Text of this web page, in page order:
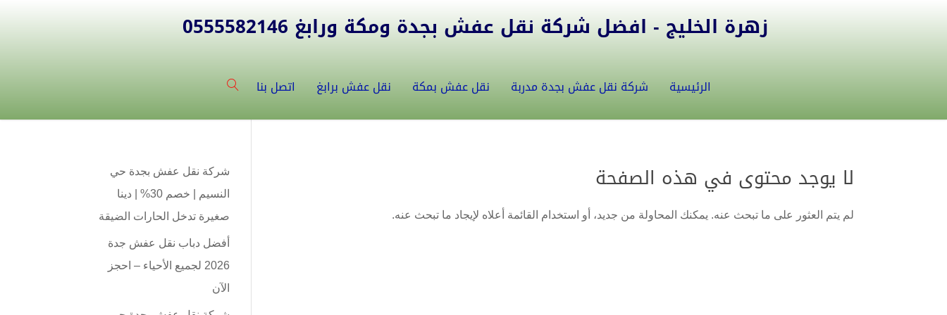
زهرة الخليج - افضل شركة نقل عفش بجدة ومكة ورابغ 0555582146
الرئيسية شركة نقل عفش بجدة مدربة نقل عفش بمكة نقل عفش برابغ اتصل بنا
لا يوجد محتوى في هذه الصفحة
لم يتم العثور على ما تبحث عنه. يمكنك المحاولة من جديد، أو استخدام القائمة أعلاه لإيجاد ما تبحث عنه.
شركة نقل عفش بجدة حي
النسيم | خصم 30% | دينا
صغيرة تدخل الحارات الضيقة
أفضل دباب نقل عفش جدة
2026 لجميع الأحياء – احجز
الآن